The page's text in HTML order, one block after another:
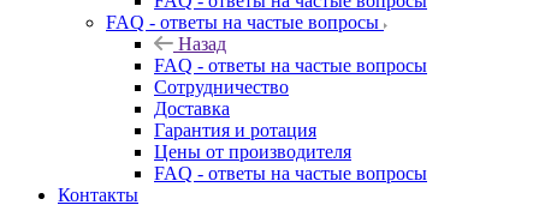
FAQ - ответы на частые вопросы
Назад
FAQ - ответы на частые вопросы
Сотрудничество
Доставка
Гарантия и ротация
Цены от производителя
FAQ - ответы на частые вопросы
Контакты